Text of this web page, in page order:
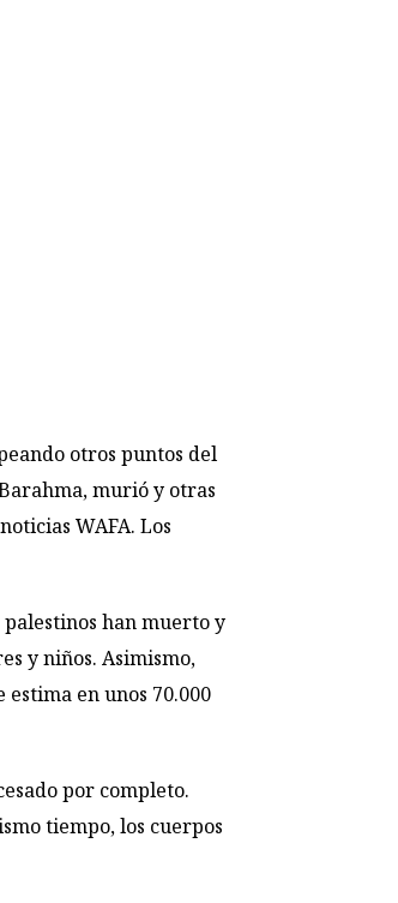
otros puntos del
murió y otras
WAFA. Los
palestinos han muerto y
y niños. Asimismo,
en unos 70.000
por completo.
tiempo, los cuerpos